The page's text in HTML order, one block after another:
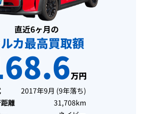
直近6ヶ月の
カ最高買取額
万円
2017年9月 (9年落ち)
離
31,708km